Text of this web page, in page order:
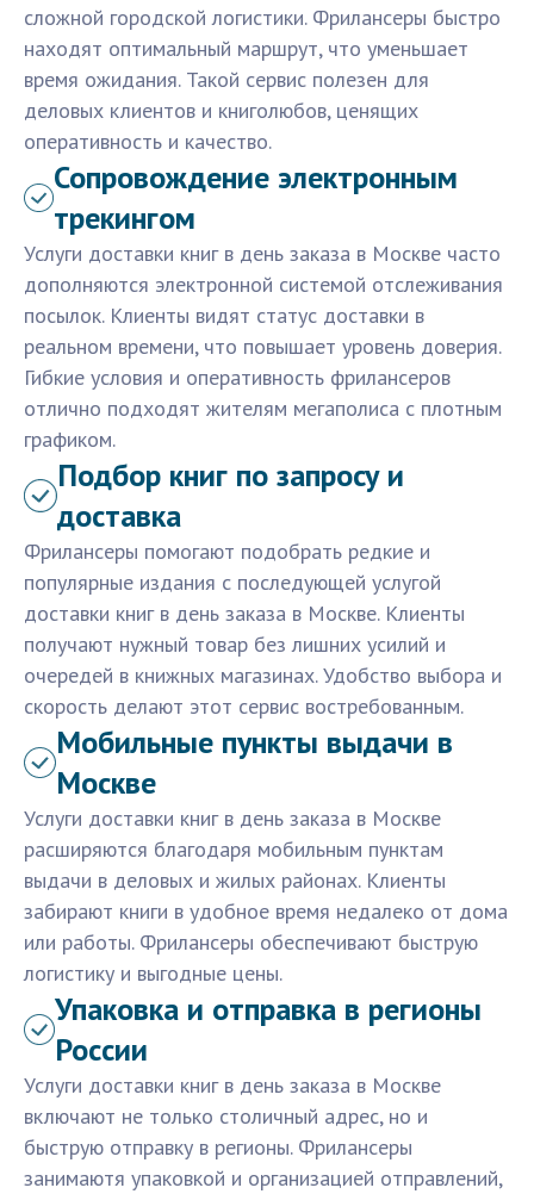
сложной городской логистики. Фрилансеры быстро
находят оптимальный маршрут, что уменьшает
время ожидания. Такой сервис полезен для
деловых клиентов и книголюбов, ценящих
оперативность и качество.
Сопровождение электронным
трекингом
Услуги доставки книг в день заказа в Москве часто
дополняются электронной системой отслеживания
посылок. Клиенты видят статус доставки в
реальном времени, что повышает уровень доверия.
Гибкие условия и оперативность фрилансеров
отлично подходят жителям мегаполиса с плотным
графиком.
Подбор книг по запросу и
доставка
Фрилансеры помогают подобрать редкие и
популярные издания с последующей услугой
доставки книг в день заказа в Москве. Клиенты
получают нужный товар без лишних усилий и
очередей в книжных магазинах. Удобство выбора и
скорость делают этот сервис востребованным.
Мобильные пункты выдачи в
Москве
Услуги доставки книг в день заказа в Москве
расширяются благодаря мобильным пунктам
выдачи в деловых и жилых районах. Клиенты
забирают книги в удобное время недалеко от дома
или работы. Фрилансеры обеспечивают быструю
логистику и выгодные цены.
Упаковка и отправка в регионы
России
Услуги доставки книг в день заказа в Москве
включают не только столичный адрес, но и
быструю отправку в регионы. Фрилансеры
занимаютя упаковкой и организацией отправлений,